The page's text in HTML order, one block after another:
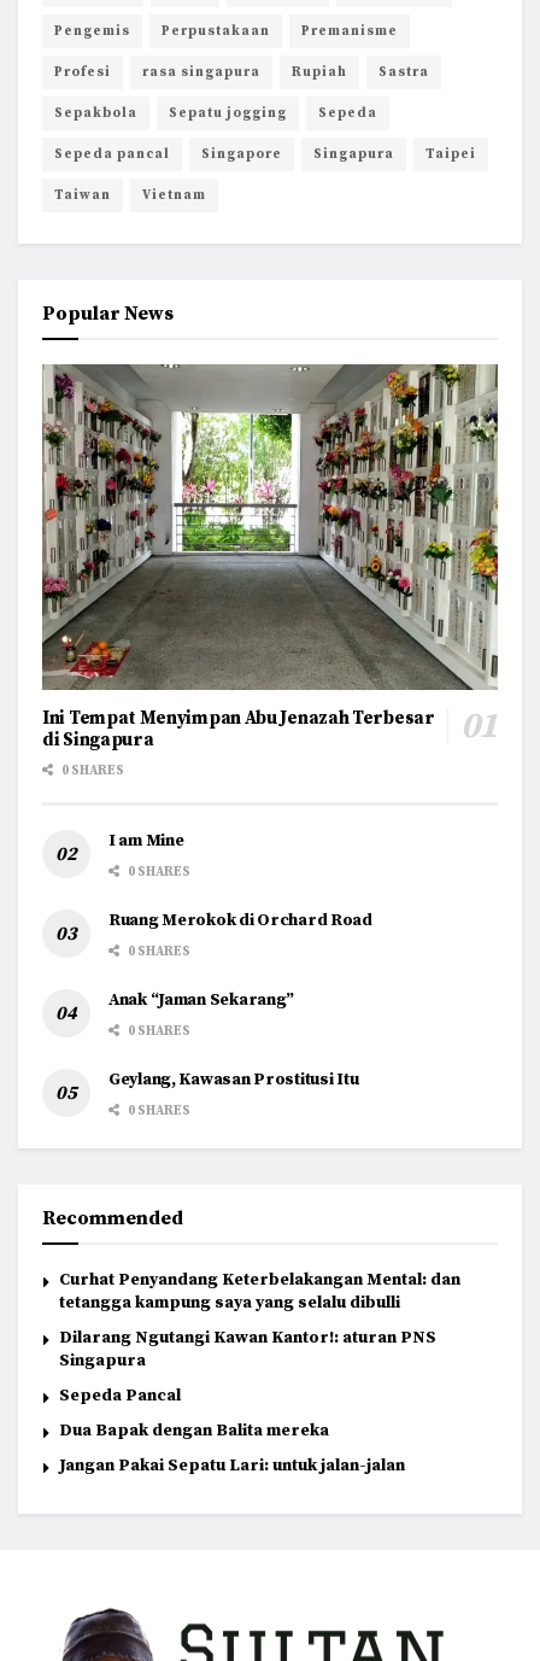
Pengemis Perpustakaan Premanisme
Profesi rasa singapura Rupiah Sastra
Sepakbola Sepatu jogging Sepeda
Sepeda pancal Singapore Singapura Taipei
Taiwan Vietnam
Popular News
Ini Tempat Menyimpan Abu Jenazah Terbesar
di Singapura
0 SHARES
I am Mine
0 SHARES
Ruang Merokok di Orchard Road
0 SHARES
Anak “Jaman Sekarang”
0 SHARES
Geylang, Kawasan Prostitusi Itu
0 SHARES
Recommended
Curhat Penyandang Keterbelakangan Mental: dan
tetangga kampung saya yang selalu dibulli
Dilarang Ngutangi Kawan Kantor!: aturan PNS
Singapura
Sepeda Pancal
Dua Bapak dengan Balita mereka
Jangan Pakai Sepatu Lari: untuk jalan-jalan